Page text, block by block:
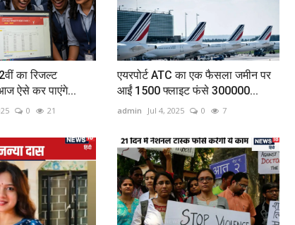
का रिजल्ट
ऐसे कर पाएंगे...
0 21
एयरपोर्ट ATC का एक फैसला जमीन पर
आईं 1500 फ्लाइट फंसे 300000...
admin Jul 4, 2025 0 7